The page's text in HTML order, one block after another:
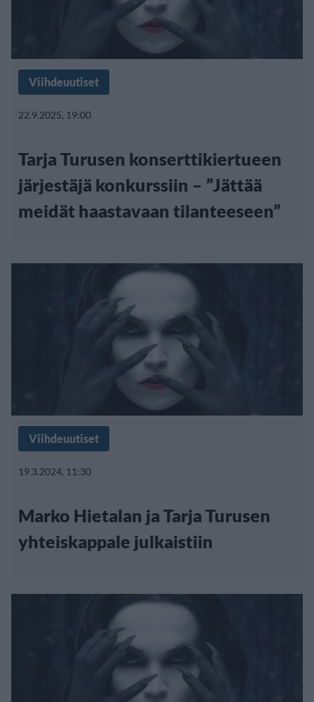
Viihdeuutiset
22.9.2025, 19:00
Tarja Turusen konserttikiertueen
järjestäjä konkurssiin – ”Jättää
meidät haastavaan tilanteeseen”
Viihdeuutiset
19.3.2024, 11:30
Marko Hietalan ja Tarja Turusen
yhteiskappale julkaistiin